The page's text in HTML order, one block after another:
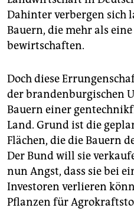
Dahinter verbergen sich
Bauern, die mehr als
bewirtschaften.
Doch diese
der brandenburgischen
Bauern einer
Land. Grund ist die
Flächen, die die Bauern
Der Bund will sie
nun Angst, dass sie bei
Investoren verlieren
Pflanzen für